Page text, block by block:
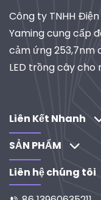
Công ty TNHH
Yaming cung cấp
cảm ứng 253,7nm
LED trồng cây
công nghiệp.
thúc đẩy của chúng
Liên Kết Nhanh
SẢN PHẨM
Liên hệ chúng tôi